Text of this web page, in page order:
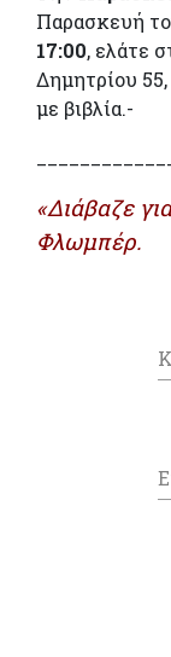
Παρασκευή
17:00, ελάτε
Δημητρίου
με βιβλία.-
«Διάβαζε
Φλωμπέρ.